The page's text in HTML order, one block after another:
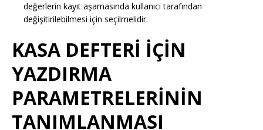
değerlerin kayıt aşamasında kullanıcı tarafından
değişitirilebilmesi için seçilmelidir.
KASA DEFTERİ İÇİN
YAZDIRMA
PARAMETRELERİNİN
TANIMLANMASI